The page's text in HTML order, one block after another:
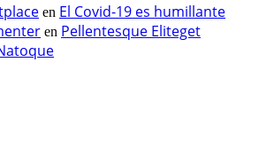
en El Covid-19 es humillante
en Pellentesque Eliteget